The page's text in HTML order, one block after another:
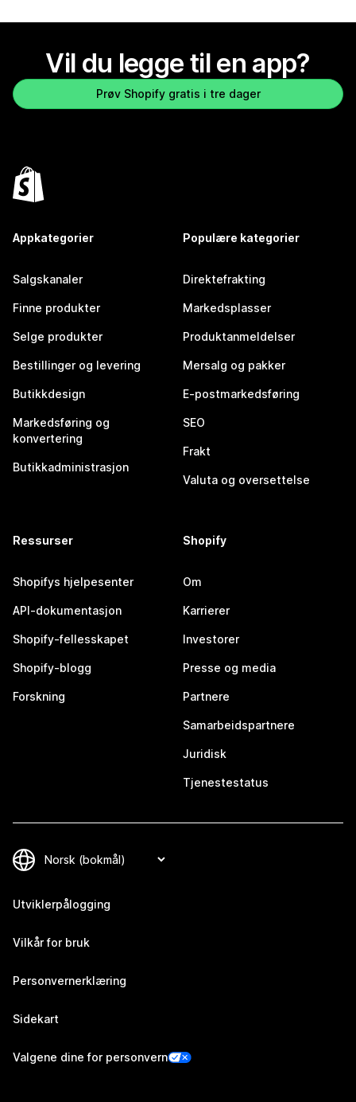
Vil du legge til en app?
Prøv Shopify gratis i tre dager
Appkategorier
Salgskanaler
Finne produkter
Selge produkter
Bestillinger og levering
Butikkdesign
Markedsføring og
konvertering
Butikkadministrasjon
Populære kategorier
Direktefrakting
Markedsplasser
Produktanmeldelser
Mersalg og pakker
E-postmarkedsføring
SEO
Frakt
Valuta og oversettelse
Ressurser
Shopifys hjelpesenter
API-dokumentasjon
Shopify-fellesskapet
Shopify-blogg
Forskning
Shopify
Om
Karrierer
Investorer
Presse og media
Partnere
Samarbeidspartnere
Juridisk
Tjenestestatus
Utviklerpålogging
Vilkår for bruk
Personvernerklæring
Sidekart
Valgene dine for personvern